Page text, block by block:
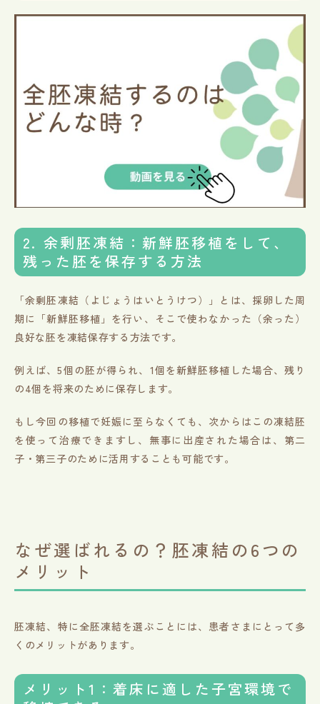
2. 余剰胚凍結：新鮮胚移植をして、
残った胚を保存する方法
「余剰胚凍結（よじょうはいとうけつ）」とは、採卵した周
期に「新鮮胚移植」を行い、そこで使わなかった（余った）
良好な胚を凍結保存する方法です。
例えば、5個の胚が得られ、1個を新鮮胚移植した場合、残り
の4個を将来のために保存します。
もし今回の移植で妊娠に至らなくても、次からはこの凍結胚
を使って治療できますし、無事に出産された場合は、第二
子・第三子のために活用することも可能です。
なぜ選ばれるの？胚凍結の6つの
メリット
胚凍結、特に全胚凍結を選ぶことには、患者さまにとって多
くのメリットがあります。
メリット1：着床に適した子宮環境で